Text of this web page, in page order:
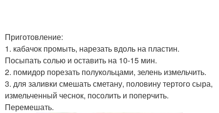
Приготовление:
1. кабачок промыть, нарезать вдоль на пластин.
Посыпать солью и оставить на 10-15 мин.
2. помидор порезать полукольцами, зелень измельчить.
3. для заливки смешать сметану, половину тертого сыра,
измельченный чеснок, посолить и поперчить.
Перемешать.